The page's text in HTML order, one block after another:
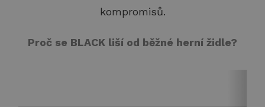
kompromisů.
Proč se BLACK liší od běžné herní židle?